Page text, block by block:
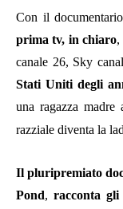
Con il documentario
prima tv, in chiaro,
canale 26, Sky
Stati Uniti degli
una ragazza madre
razziale diventa la
Il pluripremiato
Pond, racconta